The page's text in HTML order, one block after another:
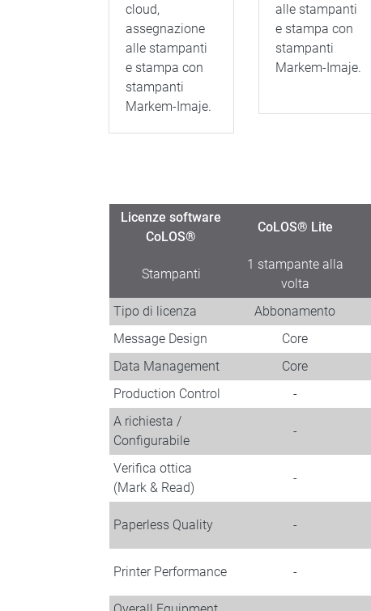
cloud,
assegnazione
alle stampanti
e stampa con
stampanti
Markem-Imaje.
alle stampanti
e stampa con
stampanti
Markem-Imaje.
Licenze software
CoLOS®
CoLOS® Lite
Stampanti
1 stampante alla
volta
Tipo di licenza
Abbonamento
Message Design
Core
Data Management
Core
Production Control
-
A richiesta /
Configurabile
-
Verifica ottica
(Mark & Read)
-
Paperless Quality -
Printer Performance -